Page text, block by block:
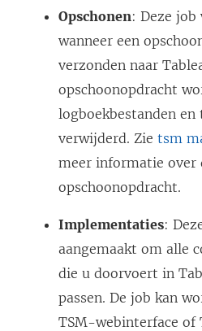
Opschonen: Deze job
wanneer een
verzonden naar
opschoonopdracht
logboekbestanden
verwijderd. Zie tsm
meer informatie over
opschoonopdracht.
Implementaties:
aangemaakt om alle
die u doorvoert in
passen. De job kan
TSM-webinterface of